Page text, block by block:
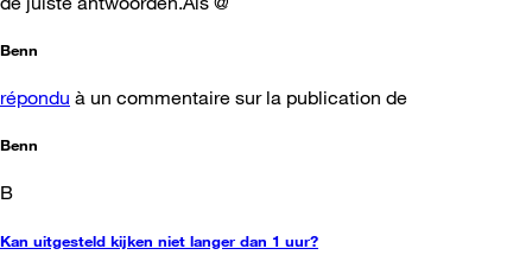
Benn
répondu à un commentaire sur la publication de
Benn
B
Kan uitgesteld kijken niet langer dan 1 uur?